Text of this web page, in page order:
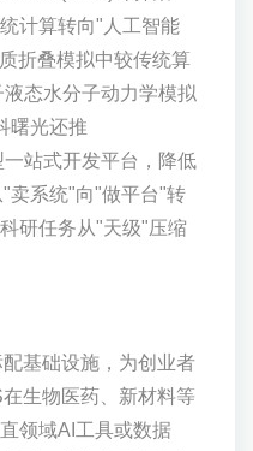
计算转向"人工智能
折叠模拟中较传统算
态水分子动力学模拟
曙光还推
站式开发平台，降低
卖系统"向"做平台"转
研任务从"天级"压缩
基础设施，为创业者
生物医药、新材料等
领域AI工具或数据